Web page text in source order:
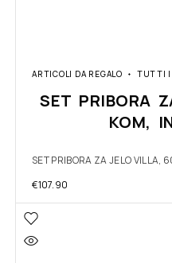
ARTICOLI DA REGALO TUTTI I
SET PRIBORA
KOM,
SET PRIBORA ZA JELO VILLA,
€107.90